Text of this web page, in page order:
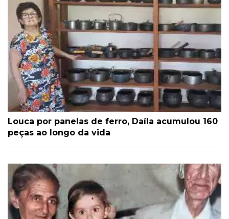
Louca por panelas de ferro, Daíla acumulou 160
peças ao longo da vida